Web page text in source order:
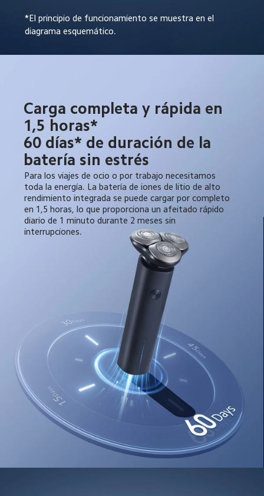
*El principio de funcionamiento se muestra en el
diagrama esquemático.
Carga completa y rápida en
1,5 horas*
60 días* de duración de la
batería sin estrés
Para los viajes de ocio o por trabajo necesitamos
toda la energía. La batería de iones de litio de alto
rendimiento integrada se puede cargar por completo
en 1,5 horas, lo que proporciona un afeitado rápido
diario de 1 minuto durante 2 meses sin
interrupciones.